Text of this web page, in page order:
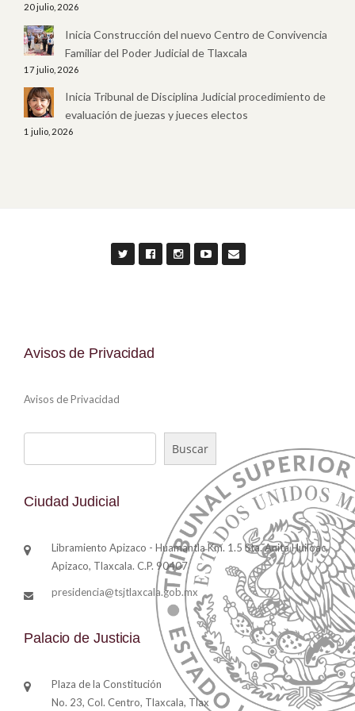
20 julio, 2026
Inicia Construcción del nuevo Centro de Convivencia
Familiar del Poder Judicial de Tlaxcala
17 julio, 2026
Inicia Tribunal de Disciplina Judicial procedimiento de
evaluación de juezas y jueces electos
1 julio, 2026
Avisos de Privacidad
Avisos de Privacidad
Buscar
Ciudad Judicial
Libramiento Apizaco - Huamantla Km. 1.5 Sta. Anita Huiloac,
Apizaco, Tlaxcala. C.P. 90407
presidencia@tsjtlaxcala.gob.mx
Palacio de Justicia
Plaza de la Constitución
No. 23, Col. Centro, Tlaxcala, Tlax